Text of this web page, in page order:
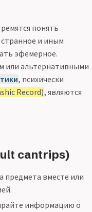
понять
и иным
эфемерное.
или альтернативными
, психически
Record), являются
cantrips)
предмета вместе или
информацию о